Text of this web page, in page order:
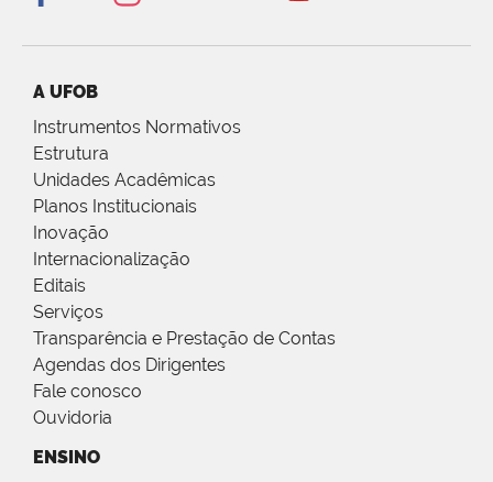
A UFOB
Instrumentos Normativos
Estrutura
Unidades Acadêmicas
Planos Institucionais
Inovação
Internacionalização
Editais
Serviços
Transparência e Prestação de Contas
Agendas dos Dirigentes
Fale conosco
Ouvidoria
ENSINO